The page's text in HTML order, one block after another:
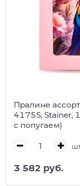
Пралине
4175S, Stainer,
с попугаем)
3 582 руб.